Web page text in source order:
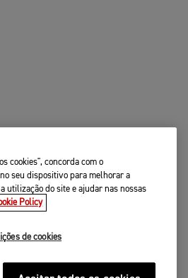
cookies", concorda com o
seu dispositivo para melhorar a
utilização do site e ajudar nas nossas
Policy
de cookies